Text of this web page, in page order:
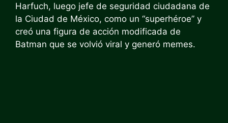
Harfuch, luego jefe de seguridad ciudadana de
la Ciudad de México, como un “superhéroe” y
creó una figura de acción modificada de
Batman que se volvió viral y generó memes.